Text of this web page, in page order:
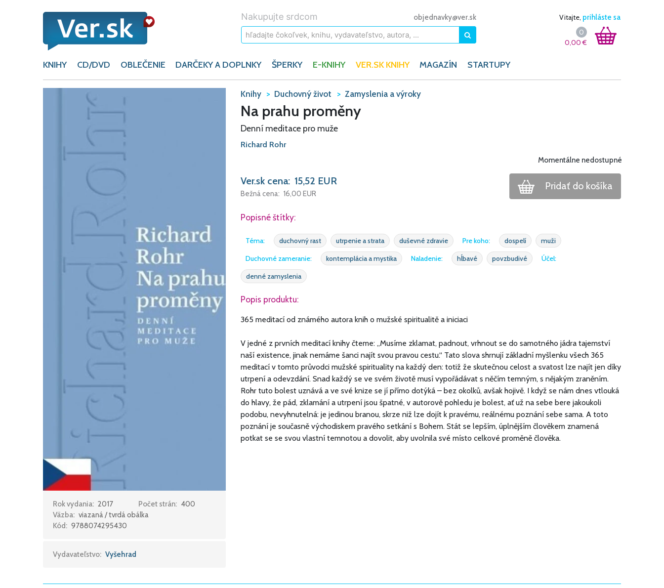
Nakupujte srdcom objednavky@ver.sk Vitajte, prihláste sa
0
0,00€
KNIHY CD/DVD OBLEČENIE DARČEKY A DOPLNKY ŠPERKY E-KNIHY VER.SK KNIHY MAGAZÍN STARTUPY
Rok vydania: 2017 Počet strán: 400
Väzba: viazaná / tvrdá obálka
Kód: 9788074295430
Vydavateľstvo: Vyšehrad
Knihy Duchovný život Zamyslenia a výroky
Na prahu proměny
Denní meditace pro muže
Richard Rohr
Momentálne nedostupné
Ver.sk cena: 15,52 EUR
Bežná cena: 16,00 EUR
Pridať do košíka
Popisné štítky:
Téma: duchovný rast utrpenie a strata duševné zdravie Pre koho: dospelí
muži
Duchovné zameranie:
kontemplácia a mystika Naladenie: hĺbavé povzbudivé
Účel:
denné zamyslenia
Popis produktu:
365 meditací od známého autora knih o mužské spiritualitě a iniciaci
V jedné z prvních meditací knihy čteme: „Musíme zklamat, padnout, vrhnout se do samotného jádra tajemství
naší existence, jinak nemáme šanci najít svou pravou cestu.“ Tato slova shrnují základní myšlenku všech 365
meditací v tomto průvodci mužské spirituality na každý den: totiž že skutečnou celost a svatost lze najít jen díky
utrpení a odevzdání. Snad každý se ve svém životě musí vypořádávat s něčím temným, s nějakým zraněním.
Rohr tuto bolest uznává a ve své knize se jí přímo dotýká – bez okolků, avšak hojivě. I když se nám dnes vtlouká
do hlavy, že pád, zklamání a utrpení jsou špatné, v autorově pohledu je bolest, ať už na sebe bere jakoukoli
podobu, nevyhnutelná: je jedinou branou, skrze niž lze dojít k pravému, reálnému poznání sebe sama. A toto
poznání je současně východiskem pravého setkání s Bohem. Stát se lepším, úplnějším člověkem znamená
potkat se se svou vlastní temnotou a dovolit, aby uvolnila své místo celkové proměně člověka.